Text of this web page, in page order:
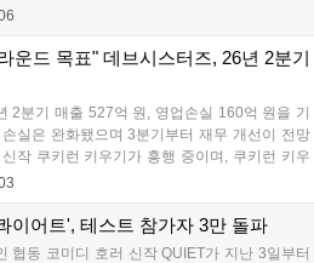
적 전투와 길드전 등 다양한 콘텐츠를 제공한
용은 공식 라운지에서 확인할 수 있다. 이용자
츠 플레이를 통해 성장을 지원받을 수 있다....
운드 목표" 데브시스터즈, 26년 2분기
2분기 매출 527억 원, 영업손실 160억 원을 기
실은 완화됐으며 3분기부터 재무 개선이 전망
작 쿠키런 키우기가 흥행 중이며, 쿠키런 키우
시작으로 2주 간격의 콘텐츠를 제공한다. 또한
와 신작 흥행을 통해 하반기 실적 턴어라운드
이어트', 테스트 참가자 3만 돌파
협동 코미디 호러 신작 QUIET가 지난 3일부터